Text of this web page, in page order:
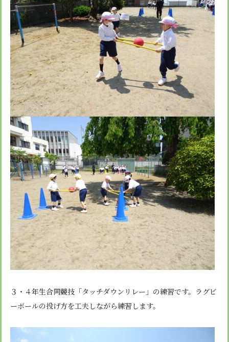
３・４年生合同競技「タッチダウンリレー」の練習です。ラグビ
ーボールの投げ方を工夫しながら練習します。